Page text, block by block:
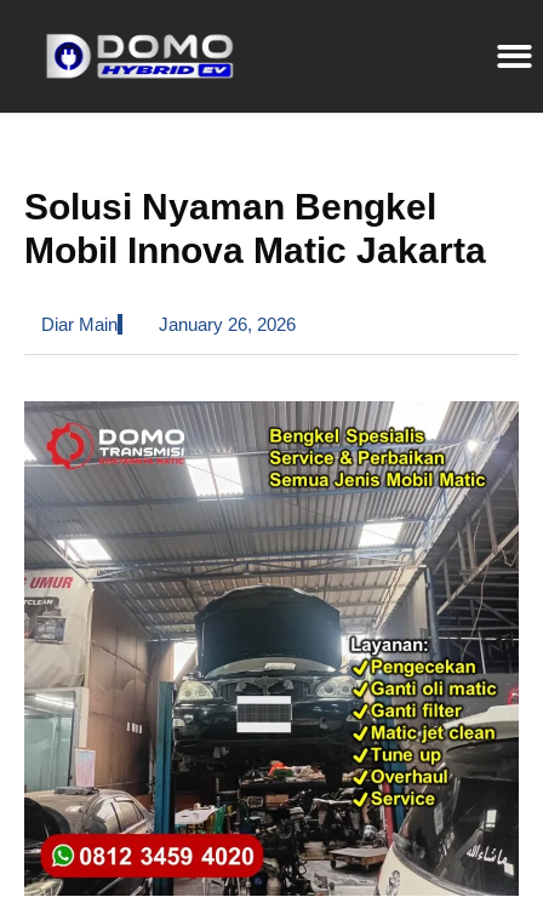
Solusi Nyaman Bengkel
Mobil Innova Matic Jakarta
Diar Main January 26, 2026